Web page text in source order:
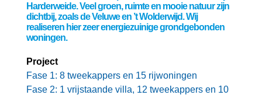
Harderweide. Veel groen, ruimte en mooie natuur zijn
dichtbij, zoals de Veluwe en ’t Wolderwijd. Wij
realiseren hier zeer energiezuinige grondgebonden
woningen.
Project
Fase 1: 8 tweekappers en 15 rijwoningen
Fase 2: 1 vrijstaande villa, 12 tweekappers en 10